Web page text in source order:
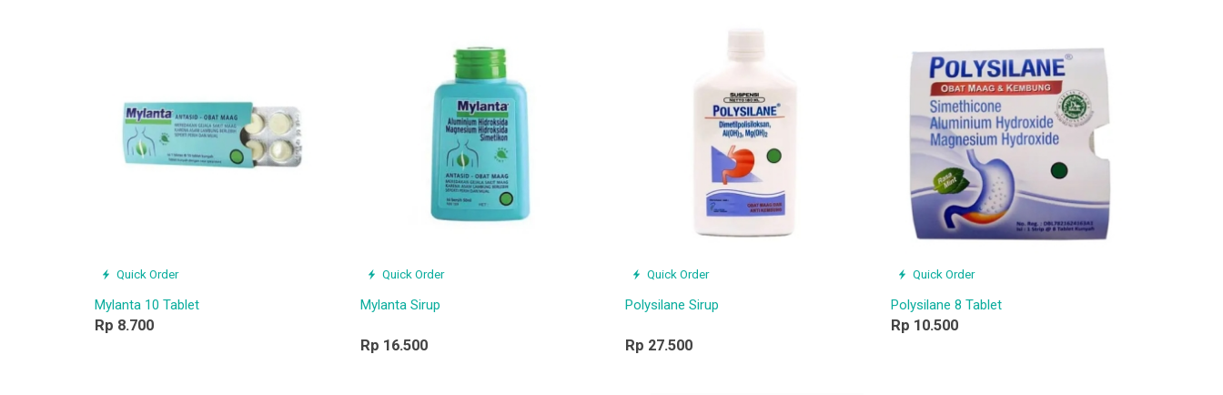
Quick Order
Mylanta 10 Tablet
Rp 8.700
Quick Order
Mylanta Sirup
Rp 16.500
Quick Order
Polysilane Sirup
Rp 27.500
Quick Order
Polysilane 8 Tablet
Rp 10.500